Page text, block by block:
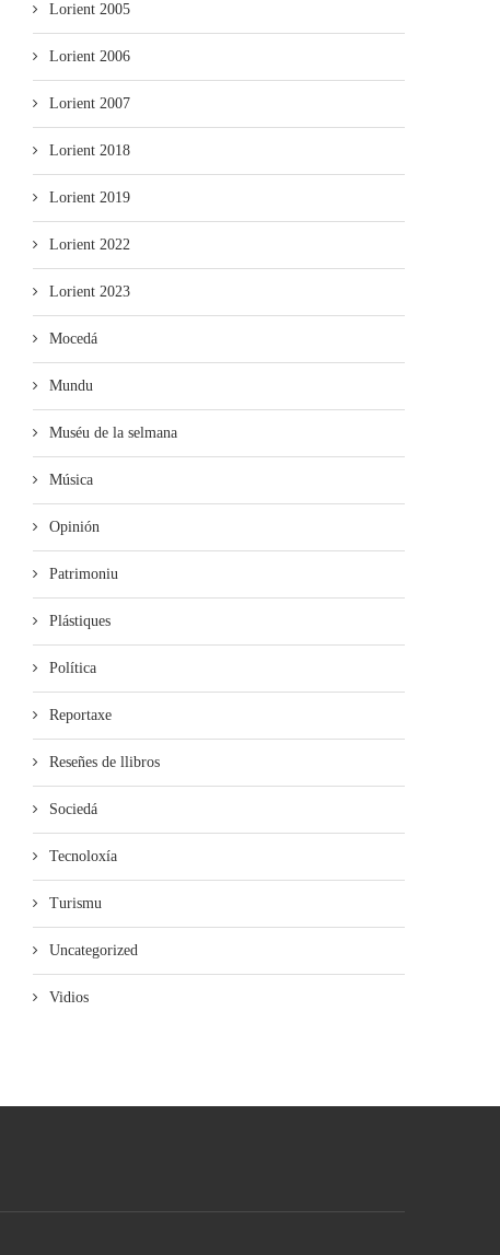
Lorient 2005
Lorient 2006
Lorient 2007
Lorient 2018
Lorient 2019
Lorient 2022
Lorient 2023
Mocedá
Mundu
Muséu de la selmana
Música
Opinión
Patrimoniu
Plástiques
Política
Reportaxe
Reseñes de llibros
Sociedá
Tecnoloxía
Turismu
Uncategorized
Vidios